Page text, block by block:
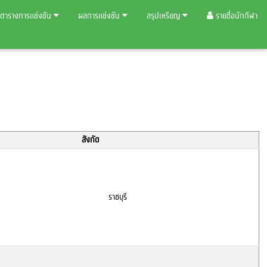
ตารางการแข่งขัน ผลการแข่งขัน สรุปเหรียญ รายชื่อนักกีฬา
สังกัด
ราชบุรี